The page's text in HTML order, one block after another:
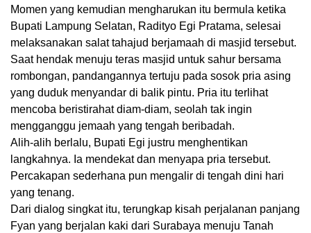
Momen yang kemudian mengharukan itu bermula ketika
Bupati Lampung Selatan, Radityo Egi Pratama, selesai
melaksanakan salat tahajud berjamaah di masjid tersebut.
Saat hendak menuju teras masjid untuk sahur bersama
rombongan, pandangannya tertuju pada sosok pria asing
yang duduk menyandar di balik pintu. Pria itu terlihat
mencoba beristirahat diam-diam, seolah tak ingin
mengganggu jemaah yang tengah beribadah.
Alih-alih berlalu, Bupati Egi justru menghentikan
langkahnya. Ia mendekat dan menyapa pria tersebut.
Percakapan sederhana pun mengalir di tengah dini hari
yang tenang.
Dari dialog singkat itu, terungkap kisah perjalanan panjang
Fyan yang berjalan kaki dari Surabaya menuju Tanah